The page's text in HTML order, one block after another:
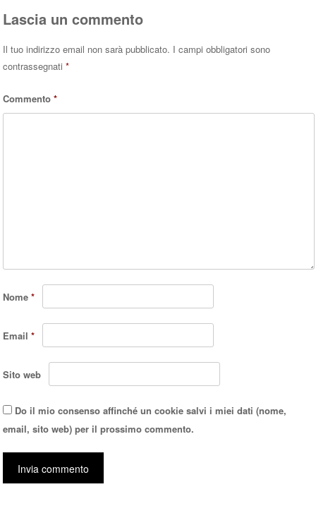
Lascia un commento
Il tuo indirizzo email non sarà pubblicato. I campi obbligatori sono
contrassegnati*
Commento*
Nome*
Email*
Sito web
Do il mio consenso affinché un cookie salvi i miei dati (nome,
email, sito web) per il prossimo commento.